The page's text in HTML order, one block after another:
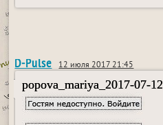
D-Pulse 12 июля 2017 21:45
popova_mariya_2017-07-12